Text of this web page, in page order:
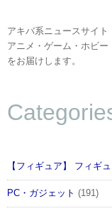
アキバ系ニュースサイト
アニメ・ゲーム・ホビ
をお届けします。
【フィギュア】 フィギ
PC・ガジェット (191)